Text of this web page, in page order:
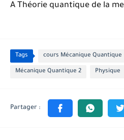
A Théorie quantique de la
Tags cours Mécanique Quantique
Mécanique Quantique 2 Physique